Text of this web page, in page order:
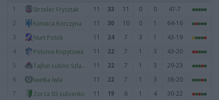
1 Strzelec Frysztak 11 33 11 0 0
47-7
2
Kotwica Korczyna 11 30 10 0 1
64-16
3
Nurt Potok 11 24 7 3 1
43-19
4
Polonia Kopytowa 11 22 7 1 3
43-20
5
Tajfun Łubno Szlacheckie 11 22 7 1 3
29-23
6
Iwełka Iwla 11 22 7 1 3
38-20
7
Zorza 03 Łubienko 11 19 6 1 4
30-22